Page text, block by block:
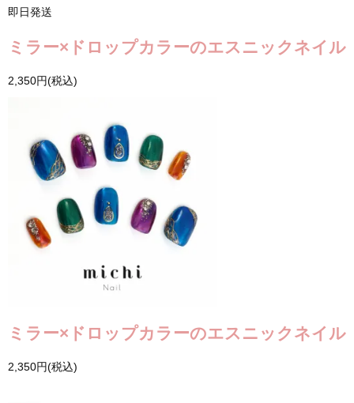
即日発送
ミラー×ドロップカラーのエスニックネイル
2,350円(税込)
ミラー×ドロップカラーのエスニックネイル
2,350円(税込)